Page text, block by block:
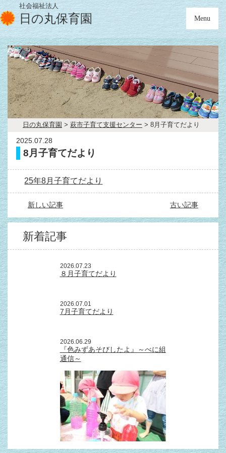
社会福祉法人
日の丸保育園 Menu
日の丸保育園 > 萩市子育て支援センター > 8月子育てだより
2025.07.28
8月子育てだより
25年8月子育てだより
新しい記事 古い記事
新着記事
2026.07.23
８月子育てだより
2026.07.01
7月子育てだより
2026.06.29
『色みずあそびしたよ』～べに組
通信～